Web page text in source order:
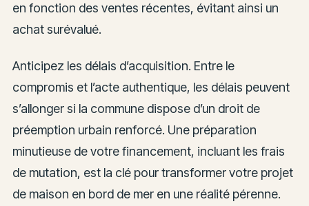
en fonction des ventes récentes, évitant ainsi un
achat surévalué.
Anticipez les délais d’acquisition. Entre le
compromis et l’acte authentique, les délais peuvent
s’allonger si la commune dispose d’un droit de
préemption urbain renforcé. Une préparation
minutieuse de votre financement, incluant les frais
de mutation, est la clé pour transformer votre projet
de maison en bord de mer en une réalité pérenne.